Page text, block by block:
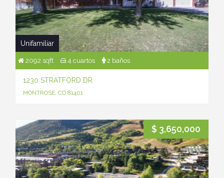
Unifamiliar
2092 sqft 4 cuartos 2 baños
1230 STRATFORD DR
MONTROSE, CO 81401
$ 3,650,000